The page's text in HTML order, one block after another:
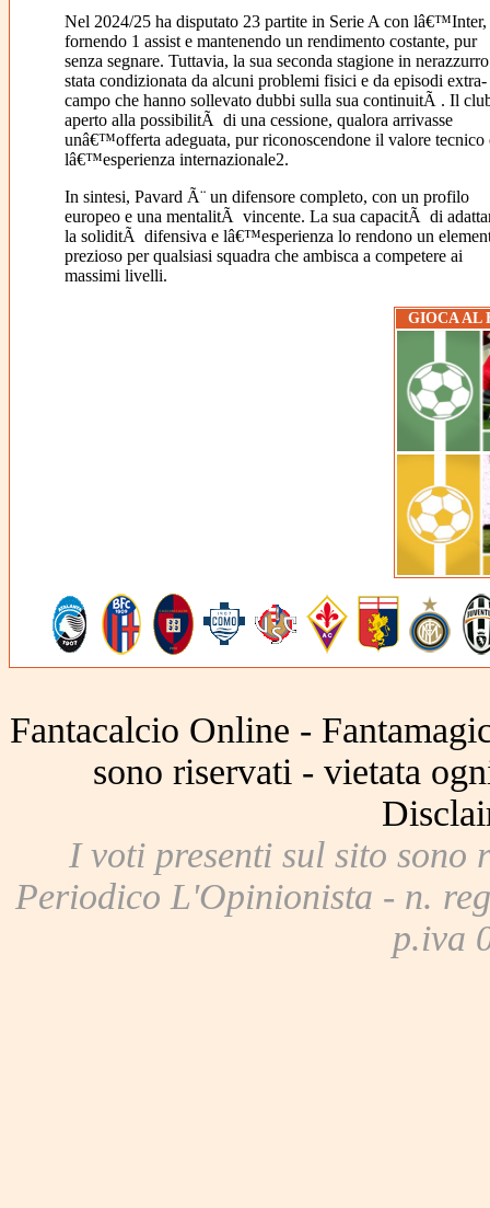
Nel 2024/25 ha disputato 23 partite in Serie A con lâ€™Inter,
fornendo 1 assist e mantenendo un rendimento costante, pur
senza segnare. Tuttavia, la sua seconda stagione in
stata condizionata da alcuni problemi fisici e da episodi extra-
campo che hanno sollevato dubbi sulla sua continuitÃ . Il
aperto alla possibilitÃ di una cessione, qualora arrivasse
unâ€™offerta adeguata, pur riconoscendone il valore tecnico
lâ€™esperienza internazionale2.
In sintesi, Pavard Ã¨ un difensore completo, con un profilo
europeo e una mentalitÃ vincente. La sua capacitÃ di
la soliditÃ difensiva e lâ€™esperienza lo rendono un
prezioso per qualsiasi squadra che ambisca a competere ai
massimi livelli.
GIOCA AL
Fantacalcio Online -
sono riservati - vietata
I voti presenti sul sito sono
Periodico L'Opinionista - n.
p.iva